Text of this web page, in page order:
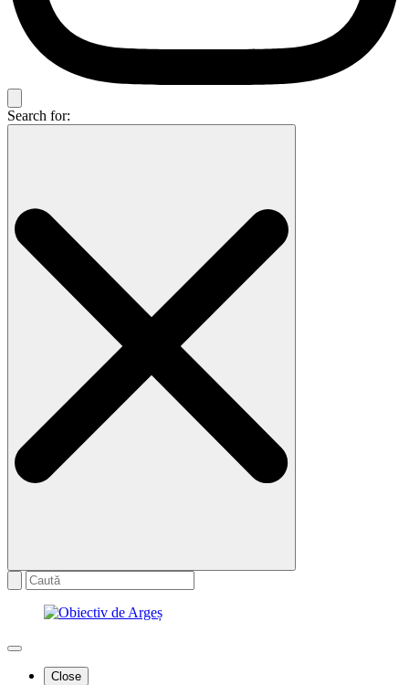
Search for:
Close